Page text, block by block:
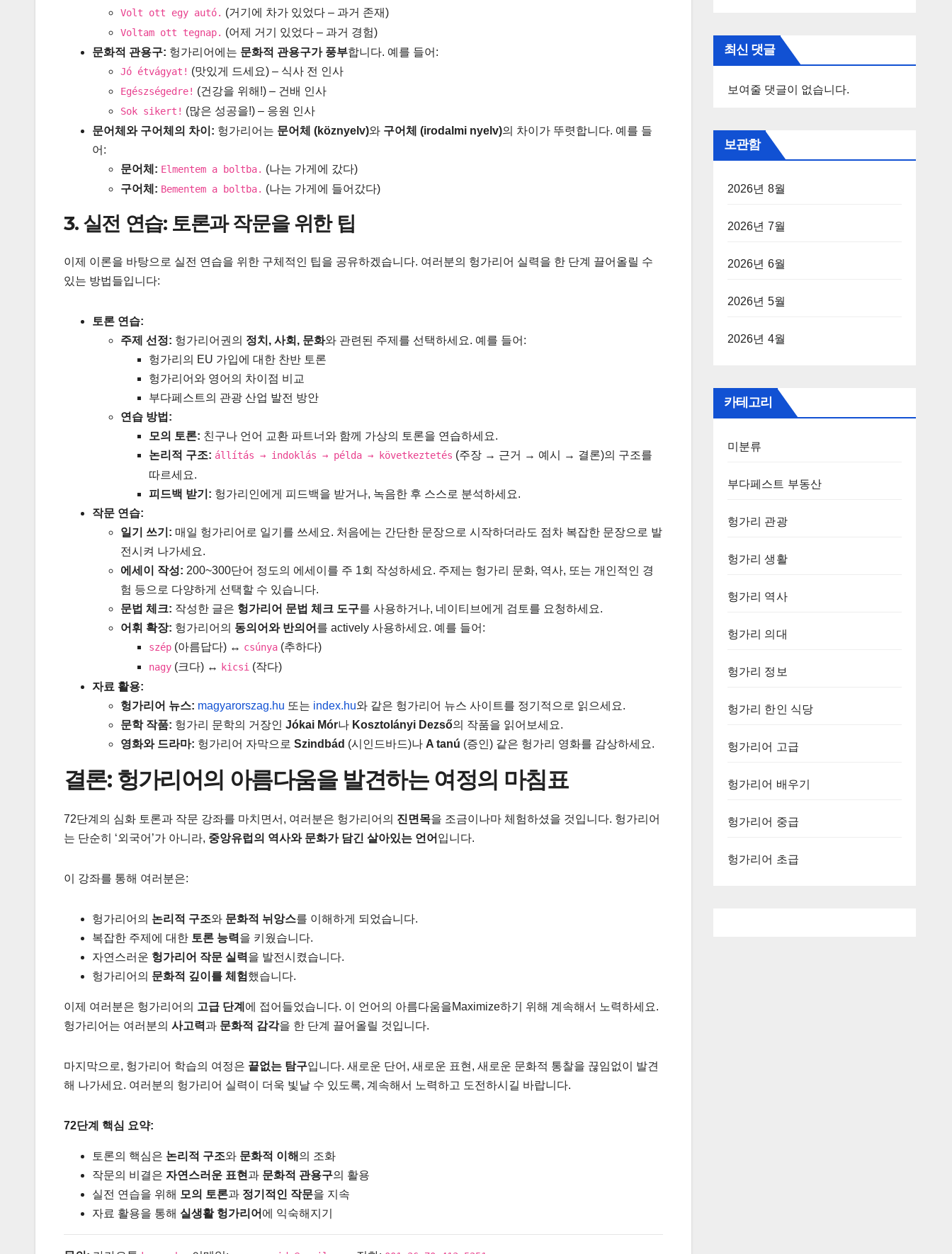
Volt ott egy autó. (거기에 차가 있었다 – 과거 존재)
Voltam ott tegnap. (어제 거기 있었다 – 과거 경험)
문화적 관용구: 헝가리어에는 문화적 관용구가 풍부합니다. 예를 들어:
Jó étvágyat! (맛있게 드세요) – 식사 전 인사
Egészségedre! (건강을 위해!) – 건배 인사
Sok sikert! (많은 성공을!) – 응원 인사
문어체와 구어체의 차이: 헝가리어는 문어체 (köznyelv)와 구어체 (irodalmi nyelv)의 차이가 뚜렷합니다. 예를 들
어:
문어체: Elmentem a boltba. (나는 가게에 갔다)
구어체: Bementem a boltba. (나는 가게에 들어갔다)
3. 실전 연습: 토론과 작문을 위한 팁
이제 이론을 바탕으로 실전 연습을 위한 구체적인 팁을 공유하겠습니다. 여러분의 헝가리어 실력을 한 단계 끌어올릴 수
있는 방법들입니다:
토론 연습:
주제 선정: 헝가리어권의 정치, 사회, 문화와 관련된 주제를 선택하세요. 예를 들어:
헝가리의 EU 가입에 대한 찬반 토론
헝가리어와 영어의 차이점 비교
부다페스트의 관광 산업 발전 방안
연습 방법:
모의 토론: 친구나 언어 교환 파트너와 함께 가상의 토론을 연습하세요.
논리적 구조: állítás → indoklás → példa → következtetés (주장 → 근거 → 예시 → 결론)의 구조를
따르세요.
피드백 받기: 헝가리인에게 피드백을 받거나, 녹음한 후 스스로 분석하세요.
작문 연습:
일기 쓰기: 매일 헝가리어로 일기를 쓰세요. 처음에는 간단한 문장으로 시작하더라도 점차 복잡한 문장으로 발
전시켜 나가세요.
에세이 작성: 200~300단어 정도의 에세이를 주 1회 작성하세요. 주제는 헝가리 문화, 역사, 또는 개인적인 경
험 등으로 다양하게 선택할 수 있습니다.
문법 체크: 작성한 글은 헝가리어 문법 체크 도구를 사용하거나, 네이티브에게 검토를 요청하세요.
어휘 확장: 헝가리어의 동의어와 반의어 를 actively 사용하세요. 예를 들어:
szép (아름답다) ↔ csúnya (추하다)
nagy (크다) ↔ kicsi (작다)
자료 활용:
헝가리어 뉴스: magyarorszag.hu 또는 index.hu와 같은 헝가리어 뉴스 사이트를 정기적으로 읽으세요.
문학 작품: 헝가리 문학의 거장인 Jókai Mór나 Kosztolányi Dezső의 작품을 읽어보세요.
영화와 드라마: 헝가리어 자막으로 Szindbád (시인드바드)나 A tanú (증인) 같은 헝가리 영화를 감상하세요.
결론: 헝가리어의 아름다움을 발견하는 여정의 마침표
72단계의 심화 토론과 작문 강좌를 마치면서, 여러분은 헝가리어의 진면목을 조금이나마 체험하셨을 것입니다. 헝가리어
는 단순히 ‘외국어’가 아니라, 중앙유럽의 역사와 문화가 담긴 살아있는 언어 입니다.
이 강좌를 통해 여러분은:
헝가리어의 논리적 구조와 문화적 뉘앙스를 이해하게 되었습니다.
복잡한 주제에 대한 토론 능력 을 키웠습니다.
자연스러운 헝가리어 작문 실력 을 발전시켰습니다.
헝가리어의 문화적 깊이를 체험 했습니다.
이제 여러분은 헝가리어의 고급 단계 에 접어들었습니다. 이 언어의 아름다움을Maximize하기 위해 계속해서 노력하세요.
헝가리어는 여러분의 사고력 과 문화적 감각을 한 단계 끌어올릴 것입니다.
마지막으로, 헝가리어 학습의 여정은 끝없는 탐구입니다. 새로운 단어, 새로운 표현, 새로운 문화적 통찰을 끊임없이 발견
해 나가세요. 여러분의 헝가리어 실력이 더욱 빛날 수 있도록, 계속해서 노력하고 도전하시길 바랍니다.
72단계 핵심 요약:
토론의 핵심은 논리적 구조와 문화적 이해 의 조화
작문의 비결은 자연스러운 표현 과 문화적 관용구의 활용
실전 연습을 위해 모의 토론과 정기적인 작문을 지속
자료 활용을 통해 실생활 헝가리어 에 익숙해지기
최신 댓글
보여줄 댓글이 없습니다.
보관함
2026년 8월
2026년 7월
2026년 6월
2026년 5월
2026년 4월
카테고리
미분류
부다페스트 부동산
헝가리 관광
헝가리 생활
헝가리 역사
헝가리 의대
헝가리 정보
헝가리 한인 식당
헝가리어 고급
헝가리어 배우기
헝가리어 중급
헝가리어 초급